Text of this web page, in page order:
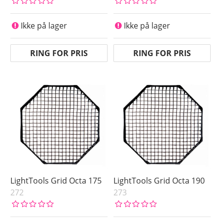
Ikke på lager
RING FOR PRIS
Ikke på lager
RING FOR PRIS
LightTools Grid Octa 175
272
LightTools Grid Octa 190
273